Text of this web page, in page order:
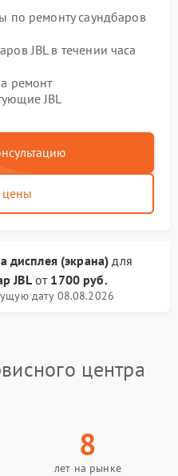
по ремонту саундбаров
JBL в течении часа
ремонт
JBL
дисплея (экрана) для
JBLот 1700 руб.
дату 08.08.2026
центра
8
лет на рынке